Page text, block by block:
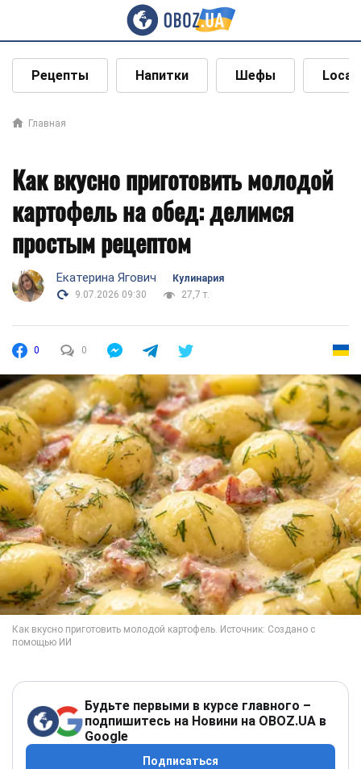
Рецепты Напитки Шефы Local
Главная
Как вкусно приготовить молодой
картофель на обед: делимся
простым рецептом
Екатерина Ягович
Кулинария
9.07.2026 09:30
27,7 т.
0 0
Будьте первыми в курсе главного –
подпишитесь на Новини на OBOZ.UA в
Google
Подписаться